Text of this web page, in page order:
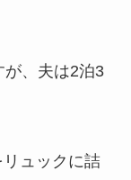
が、夫は2泊3
ュックに詰